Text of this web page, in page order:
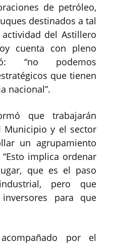
de petróleo,
destinados a tal
del Astillero
cuenta con pleno
“no podemos
que tienen
nacional”.
que trabajarán
Municipio y el sector
un agrupamiento
implica ordenar
que es el paso
pero que
para que
por el